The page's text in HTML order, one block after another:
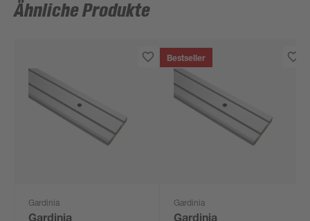
Ähnliche Produkte
Gardinia
Bestseller
Gardinia